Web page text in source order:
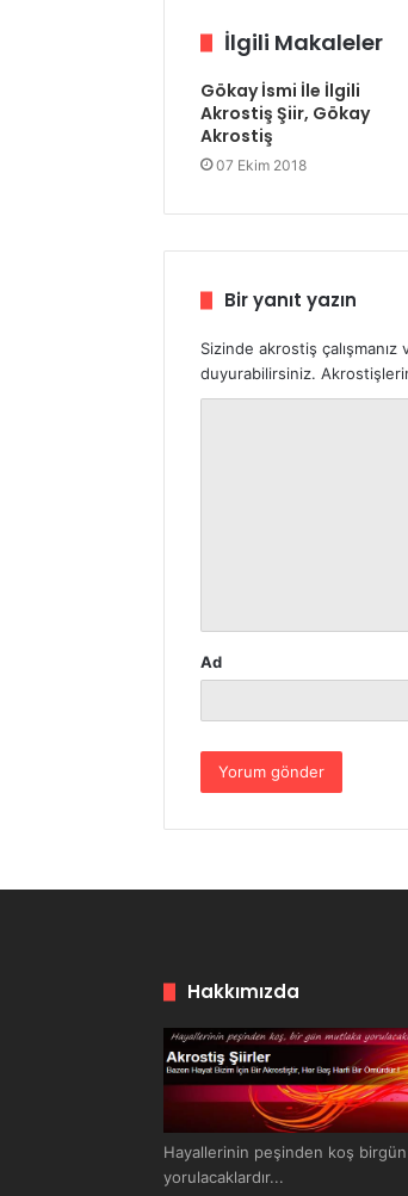
İlgili Makaleler
Gökay İsmi İle İlgili
Akrostiş Şiir, Gökay
Akrostiş
07 Ekim 2018
Bir yanıt yazın
Sizinde akrostiş
duyurabilirsiniz.
Ad
Hakkımızda
Hayallerinin peşinden koş
yorulacaklardır...